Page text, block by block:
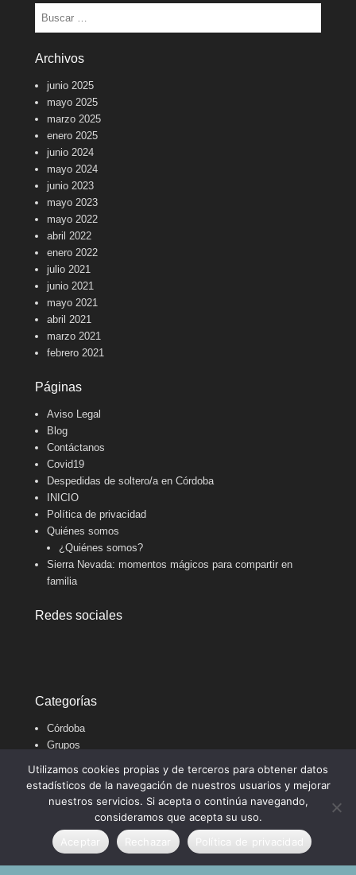
Buscar
Archivos
junio 2025
mayo 2025
marzo 2025
enero 2025
junio 2024
mayo 2024
junio 2023
mayo 2023
mayo 2022
abril 2022
enero 2022
julio 2021
junio 2021
mayo 2021
abril 2021
marzo 2021
febrero 2021
Páginas
Aviso Legal
Blog
Contáctanos
Covid19
Despedidas de soltero/a en Córdoba
INICIO
Política de privacidad
Quiénes somos
¿Quiénes somos?
Sierra Nevada: momentos mágicos para compartir en
familia
Redes sociales
Categorías
Córdoba
Grupos
Uncategorized
Universitarios
Copyright © 2021 viajomasymejor Todos los derechos
Utilizamos cookies propias y de terceros para obtener datos
estadísticos de la navegación de nuestros usuarios y mejorar
nuestros servicios. Si acepta o continúa navegando,
consideramos que acepta su uso.
Aceptar
Rechazar Política de privacidad